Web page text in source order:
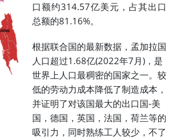
口额约314.57亿美元，占其出口
总额的81.16%。
根据联合国的最新数据，孟加拉国
人口超过1.68亿(2022年7月)，是
世界上人口最稠密的国家之一。较
低的劳动力成本降低了制造成本，
并证明了对该国最大的出口国-美
国，德国，英国，法国，荷兰等的
吸引力，同时熟练工人较少，不了